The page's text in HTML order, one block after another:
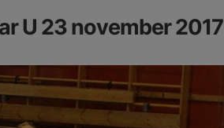
U 23 november 2017